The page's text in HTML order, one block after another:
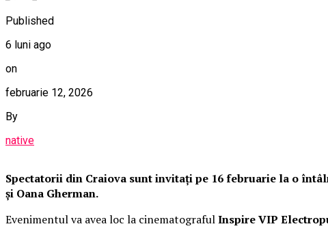
Published
6 luni ago
on
februarie 12, 2026
By
native
Spectatorii din Craiova sunt invitați pe 16 februarie la o
și Oana Gherman.
Evenimentul va avea loc la cinematografulInspire VIP